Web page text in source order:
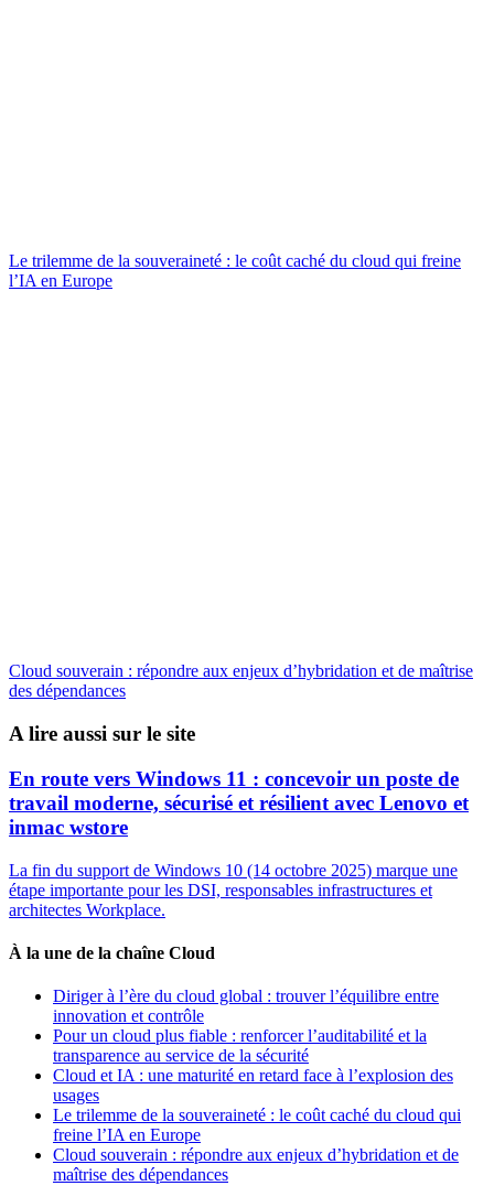
Le trilemme de la souveraineté : le coût caché du cloud qui freine
l’IA en Europe
Cloud souverain : répondre aux enjeux d’hybridation et de maîtrise
des dépendances
A lire aussi sur le site
En route vers Windows 11 : concevoir un poste de
travail moderne, sécurisé et résilient avec Lenovo et
inmac wstore
La fin du support de Windows 10 (14 octobre 2025) marque une
étape importante pour les DSI, responsables infrastructures et
architectes Workplace.
À la une de la chaîne Cloud
Diriger à l’ère du cloud global : trouver l’équilibre entre
innovation et contrôle
Pour un cloud plus fiable : renforcer l’auditabilité et la
transparence au service de la sécurité
Cloud et IA : une maturité en retard face à l’explosion des
usages
Le trilemme de la souveraineté : le coût caché du cloud qui
freine l’IA en Europe
Cloud souverain : répondre aux enjeux d’hybridation et de
maîtrise des dépendances